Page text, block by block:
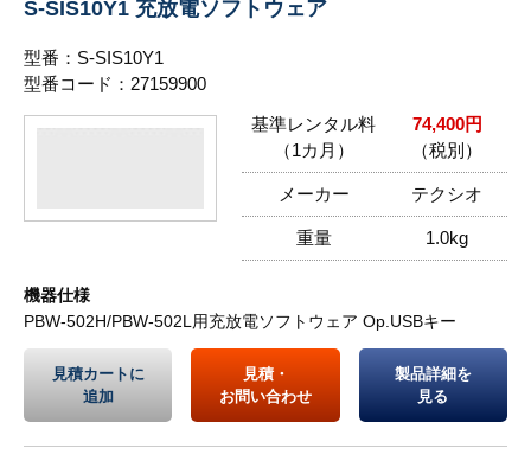
S-SIS10Y1 充放電ソフトウェア
型番：S-SIS10Y1
型番コード：27159900
基準レンタル料
（1カ月）
74,400円
（税別）
メーカー テクシオ
重量 1.0kg
機器仕様
PBW-502H/PBW-502L用充放電ソフトウェア Op.USBキー
見積カートに
追加
見積・
お問い合わせ
製品詳細を
見る